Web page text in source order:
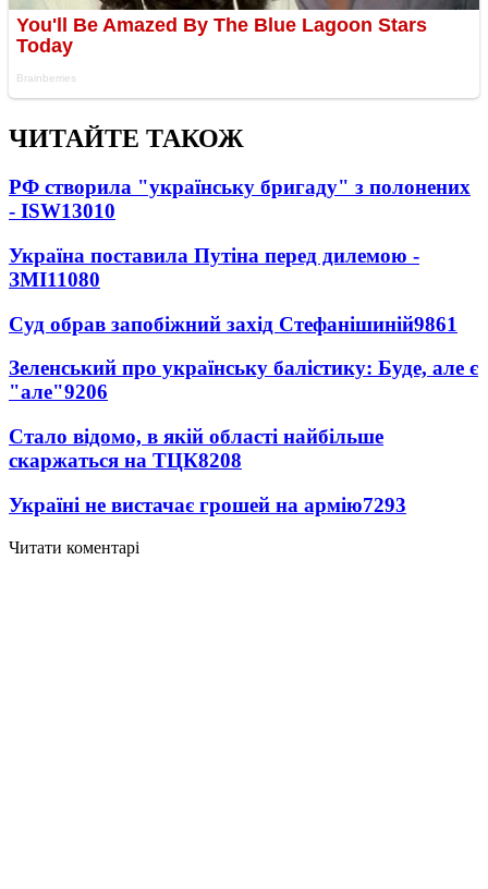
ЧИТАЙТЕ ТАКОЖ
РФ створила "українську бригаду" з полонених
- ISW13010
Україна поставила Путіна перед дилемою -
ЗМІ11080
Суд обрав запобіжний захід Стефанішиній9861
Зеленський про українську балістику: Буде, але є
"але"9206
Стало відомо, в якій області найбільше
скаржаться на ТЦК8208
Україні не вистачає грошей на армію7293
Читати коментарі